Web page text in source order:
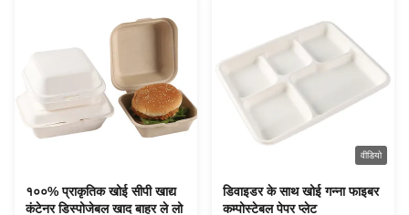
१००% प्राकृतिक खोई सीपी खाद्य
कंटेनर डिस्पोजेबल खाद बाहर ले लो
वीडियो
डिवाइडर के साथ खोई गन्ना फाइबर
कम्पोस्टेबल पेपर प्लेट